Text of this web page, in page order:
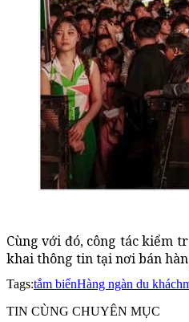
Cùng với đó, công tác kiểm
khai thông tin tại nơi bán
Tags:tắm biểnHàng ngàn du khách
TIN CÙNG CHUYÊN MỤC